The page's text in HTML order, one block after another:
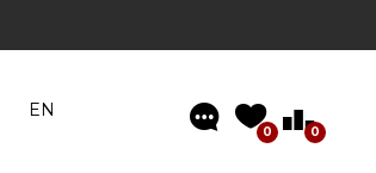
EN
0 0